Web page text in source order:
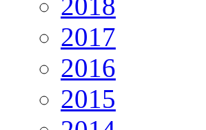
2018
2017
2016
2015